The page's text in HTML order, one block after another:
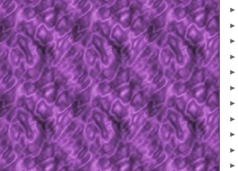
►
►
►
►
►
►
►
►
►
►
►